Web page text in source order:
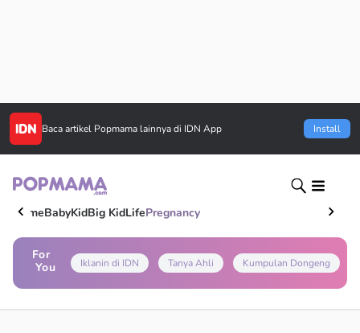
Baca artikel Popmama lainnya di IDN App Install
HomeBabyKidBig KidLifePregnancy
For
You
Iklanin di IDN Tanya Ahli Kumpulan Dongeng